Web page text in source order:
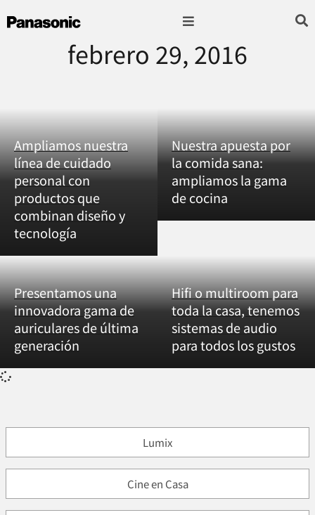
febrero 29, 2016
Ampliamos nuestra
línea de cuidado
personal con
productos que
combinan diseño y
tecnología
Nuestra apuesta por
la comida sana:
ampliamos la gama
de cocina
Presentamos una
innovadora gama de
auriculares de última
generación
Hifi o multiroom para
toda la casa, tenemos
sistemas de audio
para todos los gustos
Lumix
Cine en Casa